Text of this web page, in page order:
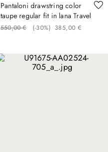
Pantaloni drawstring color
taupe regular fit in lana Travel
550,00 € (-30%) 385,00 €